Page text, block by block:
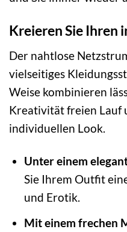
Kreieren Sie Ihren
Der nahtlose
vielseitiges
Weise kombinieren
Kreativität freien Lauf
individuellen Look.
Unter einem
Sie Ihrem Outfit
und Erotik.
Mit einem frechen